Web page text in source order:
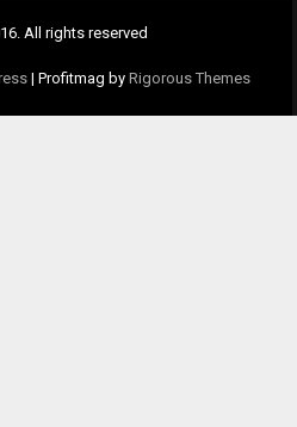
All rights reserved
| Profitmag by Rigorous Themes